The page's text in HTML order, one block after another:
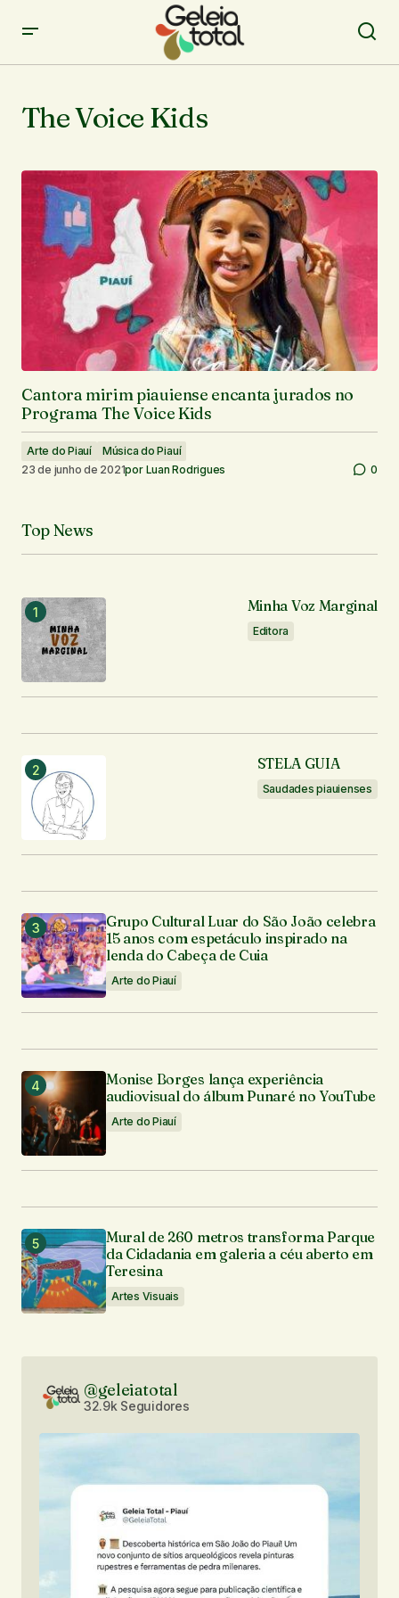
The Voice Kids
Cantora mirim piauiense encanta jurados no
Programa The Voice Kids
Arte do Piauí
Música do Piauí
23 de junho de 2021por Luan Rodrigues 0
Top News
Minha Voz Marginal
Editora
STELA GUIA
Saudades piauienses
Grupo Cultural Luar do São João celebra
15 anos com espetáculo inspirado na
lenda do Cabeça de Cuia
Arte do Piauí
Monise Borges lança experiência
audiovisual do álbum Punaré no YouTube
Arte do Piauí
Mural de 260 metros transforma Parque
da Cidadania em galeria a céu aberto em
Teresina
Artes Visuais
@geleiatotal
32.9k Seguidores